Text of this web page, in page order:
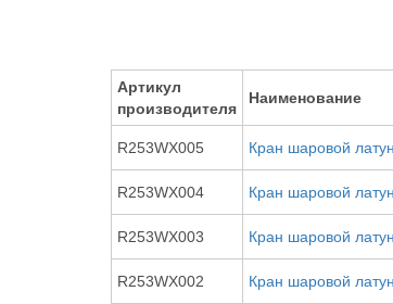
Артикул
производителя
Наименование
R253WX005 Кран шаровой
R253WX004 Кран шаровой
R253WX003 Кран шаровой
R253WX002 Кран шаровой